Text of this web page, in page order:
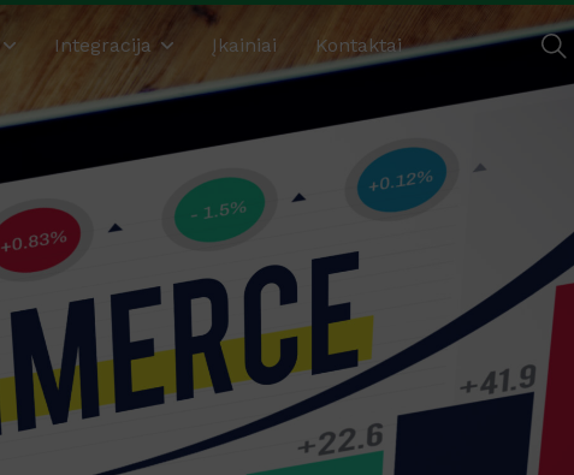
Integracija Įkainiai Kontaktai